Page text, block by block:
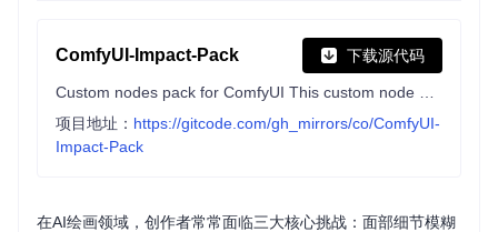
ComfyUI-Impact-Pack 下载源代码
项目地址： https://gitcode.com/gh_mirrors/co/ComfyUI-
Impact-Pack
在AI绘画领域，创作者常常面临三大核心挑战：面部细节模糊